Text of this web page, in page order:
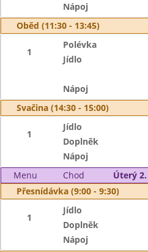
Nápoj
Oběd (11:30 - 13:45)
1
Polévka
Jídlo
Nápoj
Svačina (14:30 - 15:00)
1
Jídlo
Doplněk
Nápoj
Menu
Chod
Úterý
Přesnídávka (9:00 - 9:30)
1
Jídlo
Doplněk
Nápoj